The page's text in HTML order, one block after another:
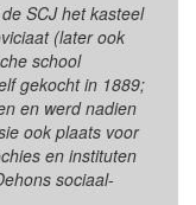
SCJ het kasteel
(later ook
school
gekocht in 1889;
en werd nadien
ook plaats voor
en instituten
sociaal-